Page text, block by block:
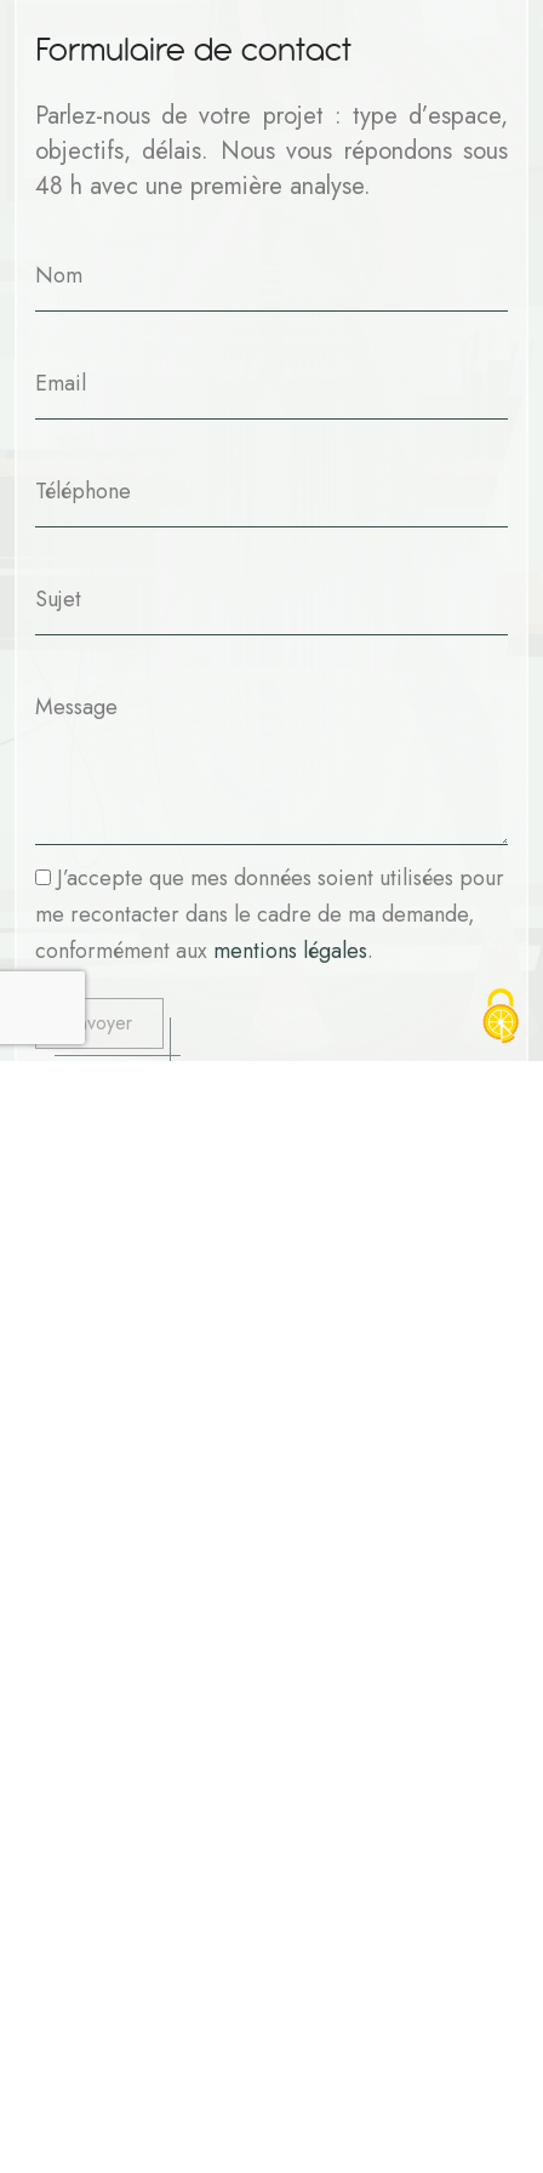
Formulaire de contact
Parlez-nous de votre projet : type d’espace,
objectifs, délais. Nous vous répondons sous
48 h avec une première analyse.
J’accepte que mes données soient utilisées pour
me recontacter dans le cadre de ma demande,
conformément aux mentions légales.
Envoyer